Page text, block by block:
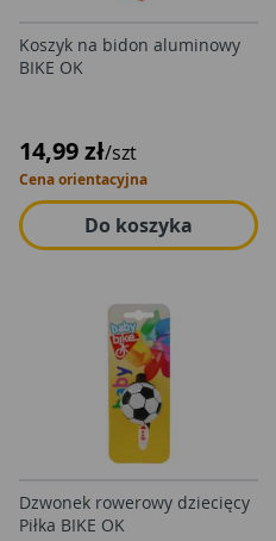
Koszyk na bidon aluminowy
BIKE OK
14,99 zł/szt
Cena orientacyjna
Do koszyka
Dzwonek rowerowy dziecięcy
Piłka BIKE OK